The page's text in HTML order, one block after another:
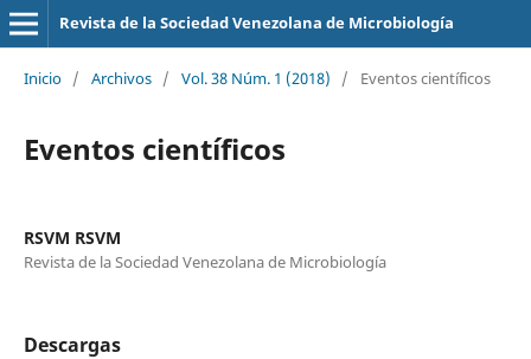
Revista de la Sociedad Venezolana de Microbiología
Inicio / Archivos / Vol. 38 Núm. 1 (2018) / Eventos científicos
Eventos científicos
RSVM RSVM
Revista de la Sociedad Venezolana de Microbiología
Descargas